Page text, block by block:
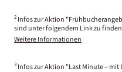
2 Infos zur Aktion
sind unter folgendem Link zu
Weitere Informationen
3 Infos zur Aktion "Last Minute –